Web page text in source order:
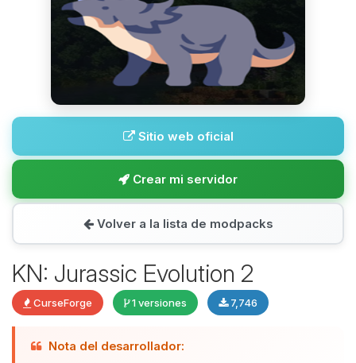
Sitio web oficial
Crear mi servidor
Volver a la lista de modpacks
KN: Jurassic Evolution 2
CurseForge 1 versiones 7,746
Nota del desarrollador:
Yupi, por fin alguien con quien